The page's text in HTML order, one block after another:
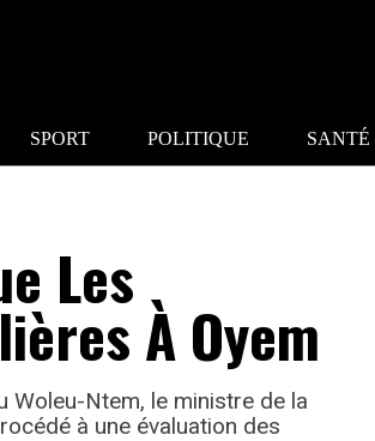
SPORT POLITIQUE SANTÉ
Les
À Oyem
Woleu-Ntem, le ministre de la
à une évaluation des